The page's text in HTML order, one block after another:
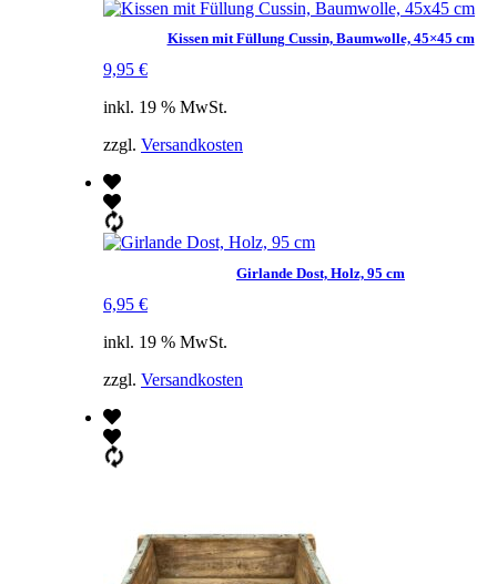
Kissen mit Füllung Cussin, Baumwolle, 45×45 cm
9,95 €
inkl. 19 % MwSt.
zzgl. Versandkosten
Girlande Dost, Holz, 95 cm
6,95 €
inkl. 19 % MwSt.
zzgl. Versandkosten